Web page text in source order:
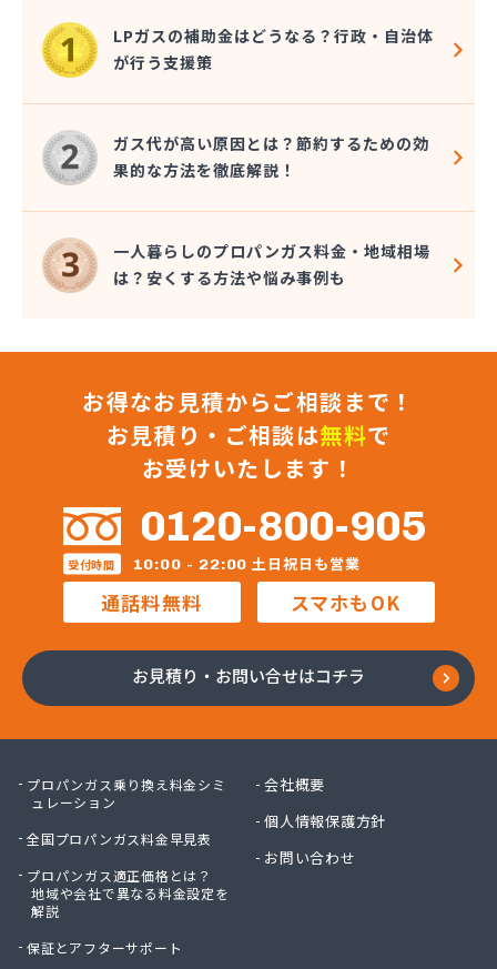
吉澤保全株式会社倉庫
橋本産業株式会社
近嵐商事有限会社
金子商事有限会社
桑原商店
郡司燃料店
慶野燃料店
戸恒燃料店
戸村商店
五味田商店
江連燃料株式会社
佐藤燃料店
佐野市エルピーガス販売協同組合
佐野燃料
細井プロパン
三愛オブリガス東日本株式会社 栃木支店 宇都宮
営業所/卸売課
三柴正雄商店
三田岱治商店
氏家高圧ガス保安センター
小篠酸素株式会社
小島不動産
小野崎燃料設備有限会社
松島ガス株式会社
上都賀プロパンガス協同組合
神山液化ガス
LPガスの補助金はどうなる？行政・自治体
が行う支援策
ガス代が高い原因とは？節約するための効
果的な方法を徹底解説！
一人暮らしのプロパンガス料金・地域相場
は？安くする方法や悩み事例も
お得なお見積からご相談まで！
お見積り・ご相談は無料で
お受けいたします！
0120-800-905
受付時間 10:00 - 22:00 土日祝日も営業
通話料無料 スマホもOK
お見積り・お問い合せはコチラ
プロパンガス乗り換え料金シミ
ュレーション
全国プロパンガス料金早見表
プロパンガス適正価格とは？
地域や会社で異なる料金設定を
解説
保証とアフターサポート
会社概要
個人情報保護方針
お問い合わせ